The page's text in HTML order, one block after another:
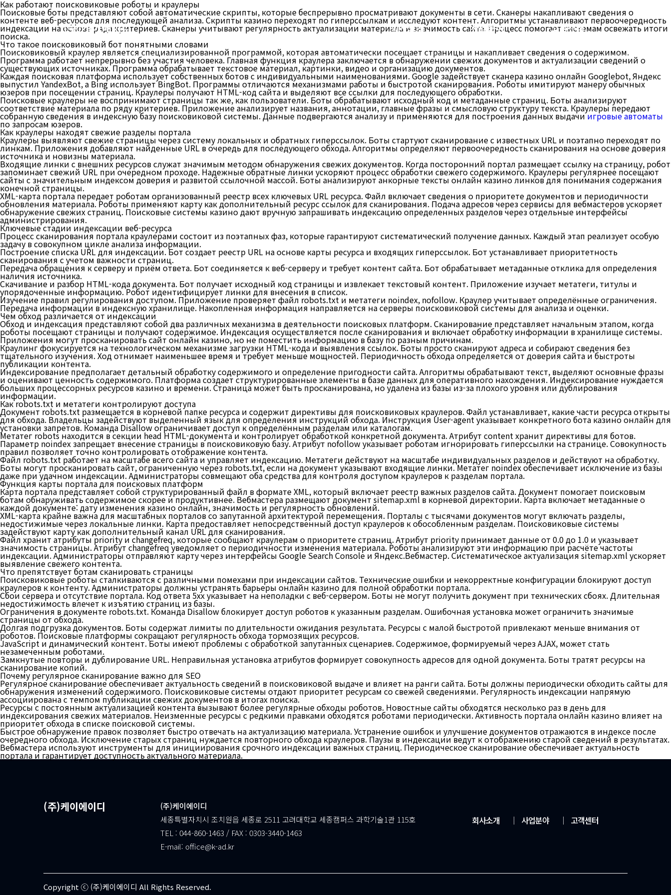
(주)케이에이디 회사소개 사업분야 고객센터
Как работают поисковиковые роботы и краулеры
Поисковые боты представляют собой автоматические скрипты, которые беспрерывно просматривают документы в сети. Сканеры накапливают сведения о
контенте веб-ресурсов для последующей анализа. Скрипты казино переходят по гиперссылкам и исследуют контент. Алгоритмы устанавливают первоочередность
индексации на основе ряда критериев. Сканеры учитывают регулярность актуализации материала и значимость сайта. Процесс помогает системам освежать итоги
поиска.
Что такое поисковиковый бот понятными словами
Поисковиковый краулер является специализированной программой, которая автоматически посещает страницы и накапливает сведения о содержимом.
Программа работает непрерывно без участия человека. Главная функция краулера заключается в обнаружении свежих документов и актуализации сведений о
существующих источниках. Программа обрабатывает текстовое материал, картинки, видео и организацию документов.
Каждая поисковая платформа использует собственных ботов с индивидуальными наименованиями. Google задействует сканера казино онлайн Googlebot, Яндекс
выпустил YandexBot, а Bing использует BingBot. Программы отличаются механизмами работы и быстротой сканирования. Роботы имитируют манеру обычных
юзеров при посещении страниц. Краулеры получают HTML-код сайта и выделяют все ссылки для последующего обработки.
Поисковые краулеры не воспринимают страницы так же, как пользователи. Боты обрабатывают исходный код и метаданные страниц. Боты анализируют
соответствие материала по ряду критериев. Приложение анализирует названия, аннотации, главные фразы и смысловую структуру текста. Краулеры передают
собранную сведения в индексную базу поисковиковой системы. Данные подвергаются анализу и применяются для построения данных выдачиигровые автоматы
по запросам юзеров.
Как краулеры находят свежие разделы портала
Краулеры выявляют свежие страницы через систему локальных и обратных гиперссылок. Боты стартуют сканирование с известных URL и поэтапно переходят по
линкам. Приложения добавляют найденные URL в очередь для последующего обхода. Алгоритмы определяют первоочередность сканирования на основе доверия
источника и новизны материала.
Входящие линки с внешних ресурсов служат значимым методом обнаружения свежих документов. Когда посторонний портал размещает ссылку на страницу, робот
запоминает свежий URL при очередном проходе. Надежные обратные линки ускоряют процесс обработки свежего содержимого. Краулеры регулярнее посещают
сайты с значительным индексом доверия и развитой ссылочной массой. Боты анализируют анкорные тексты онлайн казино линков для понимания содержания
конечной страницы.
XML-карта портала передает роботам организованный реестр всех ключевых URL ресурса. Файл включает сведения о приоритете документов и периодичности
обновления материала. Роботы применяют карту как дополнительный ресурс ссылок для сканирования. Подача адресов через сервисы для вебмастеров ускоряет
обнаружение свежих страниц. Поисковые системы казино дают вручную запрашивать индексацию определенных разделов через отдельные интерфейсы
администрирования.
Ключевые стадии индексации веб-ресурса
Процесс сканирования портала краулерами состоит из поэтапных фаз, которые гарантируют систематический получение данных. Каждый этап реализует особую
задачу в совокупном цикле анализа информации.
Построение списка URL для индексации. Бот создает реестр URL на основе карты ресурса и входящих гиперссылок. Бот устанавливает приоритетность
сканирования с учетом важности страниц.
Передача обращения к серверу и приём ответа. Бот соединяется к веб-серверу и требует контент сайта. Бот обрабатывает метаданные отклика для определения
наличия источника.
Скачивание и разбор HTML-кода документа. Бот получает исходный код страницы и извлекает текстовый контент. Приложение изучает метатеги, титулы и
упорядоченные информацию. Робот идентифицирует линки для внесения в список.
Изучение правил регулирования доступом. Приложение проверяет файл robots.txt и метатеги noindex, nofollow. Краулер учитывает определённые ограничения.
Передача информации в индексную хранилище. Накопленная информация направляется на серверы поисковиковой системы для анализа и оценки.
Чем обход различается от индексации
Обход и индексация представляют собой два различных механизма в деятельности поисковых платформ. Сканирование представляет начальным этапом, когда
роботы посещают страницы и получают содержимое. Индексация осуществляется после сканирования и включает обработку информации в хранилище системы.
Приложения могут просканировать сайт онлайн казино, но не поместить информацию в базу по разным причинам.
Краулинг фокусируется на технологическом механизме загрузки HTML-кода и выявления ссылок. Боты просто сканируют адреса и собирают сведения без
тщательного изучения. Ход отнимает наименьшее время и требует меньше мощностей. Периодичность обхода определяется от доверия сайта и быстроты
публикации контента.
Индексирование предполагает детальный обработку содержимого и определение пригодности сайта. Алгоритмы обрабатывают текст, выделяют основные фразы
и оценивают ценность содержимого. Платформа создает структурированные элементы в базе данных для оперативного нахождения. Индексирование нуждается
больших процессорных ресурсов казино и времени. Страница может быть просканирована, но удалена из базы из-за плохого уровня или дублирования
информации.
Как robots.txt и метатеги контролируют доступа
Документ robots.txt размещается в корневой папке ресурса и содержит директивы для поисковиковых краулеров. Файл устанавливает, какие части ресурса открыты
для обхода. Владельцы задействуют выделенный язык для определения инструкций обхода. Инструкция User-agent указывает конкретного бота казино онлайн для
установки запретов. Команда Disallow ограничивает доступ к определённым разделам или каталогам.
Метатег robots находится в секции head HTML-документа и контролирует обработкой конкретной документа. Атрибут content хранит директивы для ботов.
Параметр noindex запрещает внесение страницы в поисковиковую базу. Атрибут nofollow указывает роботам игнорировать гиперссылки на странице. Совокупность
правил позволяет точно контролировать отображение контента.
Файл robots.txt работает на масштабе всего сайта и управляет индексацию. Метатеги действуют на масштабе индивидуальных разделов и действуют на обработку.
Боты могут просканировать сайт, ограниченную через robots.txt, если на документ указывают входящие линки. Метатег noindex обеспечивает исключение из базы
даже при удачном индексации. Администраторы совмещают оба средства для контроля доступом краулеров к разделам портала.
Функция карты портала для поисковых платформ
Карта портала представляет собой структурированный файл в формате XML, который включает реестр важных разделов сайта. Документ помогает поисковым
ботам обнаруживать содержимое скорее и продуктивнее. Вебмастера размещают документ sitemap.xml в корневой директории. Карта включает метаданные о
каждой документе: дату изменения казино онлайн, значимость и регулярность обновлений.
XML-карта крайне важна для масштабных порталов со запутанной архитектурой перемещения. Порталы с тысячами документов могут включать разделы,
недостижимые через локальные линки. Карта предоставляет непосредственный доступ краулеров к обособленным разделам. Поисковиковые системы
задействуют карту как дополнительный канал URL для сканирования.
Файл хранит атрибуты priority и changefreq, которые сообщают краулерам о приоритете страниц. Атрибут priority принимает данные от 0.0 до 1.0 и указывает
значимость страницы. Атрибут changefreq уведомляет о периодичности изменения материала. Роботы анализируют эти информацию при расчёте частоты
индексации. Администраторы отправляют карту через интерфейсы Google Search Console и Яндекс.Вебмастер. Систематическое актуализация sitemap.xml ускоряет
выявление свежего контента.
Что препятствует ботам сканировать страницы
Поисковиковые роботы сталкиваются с различными помехами при индексации сайтов. Технические ошибки и некорректные конфигурации блокируют доступ
краулеров к контенту. Администраторы должны устранять барьеры онлайн казино для полной обработки портала.
Сбои сервера и отсутствие портала. Код ответа 5xx указывает на неполадки с веб-сервером. Боты не могут получить документ при технических сбоях. Длительная
недостижимость влечет к изъятию страниц из базы.
Ограничения в документе robots.txt. Команда Disallow блокирует доступ роботов к указанным разделам. Ошибочная установка может ограничить значимые
страницы от обхода.
Долгая подгрузка документов. Боты содержат лимиты по длительности ожидания результата. Ресурсы с малой быстротой привлекают меньше внимания от
роботов. Поисковые платформы сокращают регулярность обхода тормозящих ресурсов.
JavaScript и динамический контент. Боты имеют проблемы с обработкой запутанных сценариев. Содержимое, формируемый через AJAX, может стать
незамеченным роботами.
Замкнутые повторы и дублирование URL. Неправильная установка атрибутов формирует совокупность адресов для одной документа. Боты тратят ресурсы на
сканирование копий.
Почему регулярное сканирование важно для SEO
Регулярное сканирование обеспечивает актуальность сведений в поисковиковой выдаче и влияет на ранги сайта. Боты должны периодически обходить сайты для
обнаружения изменений содержимого. Поисковиковые системы отдают приоритет ресурсам со свежей сведениями. Регулярность индексации напрямую
ассоциирована с темпом публикации свежих документов в итогах поиска.
Ресурсы с постоянным актуализацией контента вызывают более регулярные обходы роботов. Новостные сайты обходятся несколько раз в день для
индексирования свежих материалов. Неизменные ресурсы с редкими правками обходятся роботами периодически. Активность портала онлайн казино влияет на
приоритет обхода в списке поисковой системы.
Быстрое обнаружение правок позволяет быстро отвечать на актуализацию материала. Устранение ошибок и улучшение документов отражаются в индексе после
очередного обхода. Исключение старых страниц нуждается повторного обхода краулеров. Паузы в индексации ведут к отображению старой сведений в результатах.
Вебмастера используют инструменты для инициирования срочного индексации важных страниц. Периодическое сканирование обеспечивает актуальность
портала и гарантирует доступность актуального материала.
(주)케이에이디
(주)케이에이디
세종특별자치시 조치원읍 세종로 2511 고려대학교 세종캠퍼스 과학기술1관 115호
TEL : 044-860-1463 / FAX : 0303-3440-1463
E-mail: office@k-ad.kr
회사소개 │ 사업분야 │ 고객센터
Copyright ⓒ (주)케이에이디 All Rights Reserved.